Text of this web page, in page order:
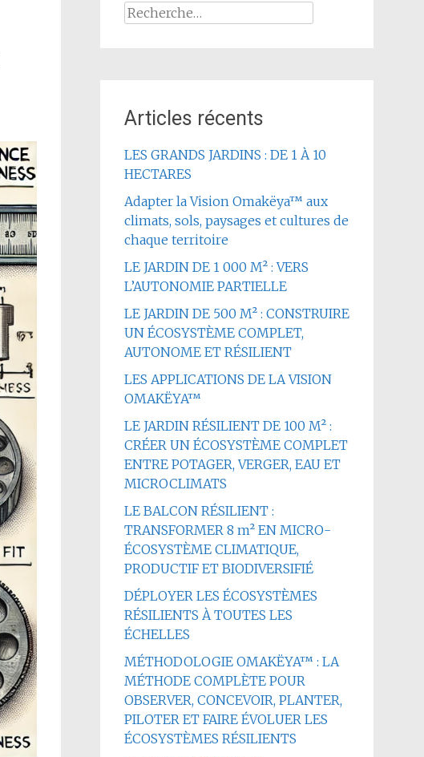
Rechercher :
Articles récents
LES GRANDS JARDINS : DE 1 À 10
HECTARES
Adapter la Vision Omakëya™ aux
climats, sols, paysages et cultures de
chaque territoire
LE JARDIN DE 1 000 M² : VERS
L’AUTONOMIE PARTIELLE
LE JARDIN DE 500 M² : CONSTRUIRE
UN ÉCOSYSTÈME COMPLET,
AUTONOME ET RÉSILIENT
LES APPLICATIONS DE LA VISION
OMAKËYA™
LE JARDIN RÉSILIENT DE 100 M² :
CRÉER UN ÉCOSYSTÈME COMPLET
ENTRE POTAGER, VERGER, EAU ET
MICROCLIMATS
LE BALCON RÉSILIENT :
TRANSFORMER 8 m² EN MICRO-
ÉCOSYSTÈME CLIMATIQUE,
PRODUCTIF ET BIODIVERSIFIÉ
DÉPLOYER LES ÉCOSYSTÈMES
RÉSILIENTS À TOUTES LES
ÉCHELLES
MÉTHODOLOGIE OMAKËYA™ : LA
MÉTHODE COMPLÈTE POUR
OBSERVER, CONCEVOIR, PLANTER,
PILOTER ET FAIRE ÉVOLUER LES
ÉCOSYSTÈMES RÉSILIENTS